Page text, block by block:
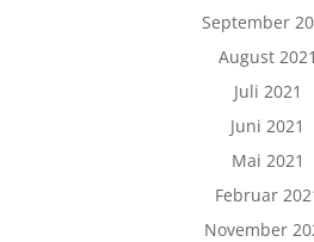
September
August 2021
Juli 2021
Juni 2021
Mai 2021
Februar
November